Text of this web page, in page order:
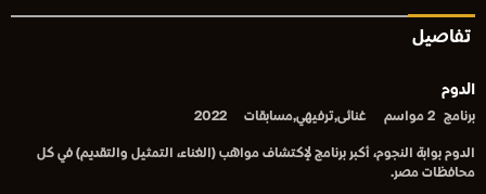
تفاصيل
الدوم
برنامج 2 مواسم غنائى,ترفيهي,مسابقات 2022
الدوم بوابة النجوم، أكبر برنامج لإكتشاف مواهب (الغناء، التمثيل والتقديم) في كل
محافظات مصر.